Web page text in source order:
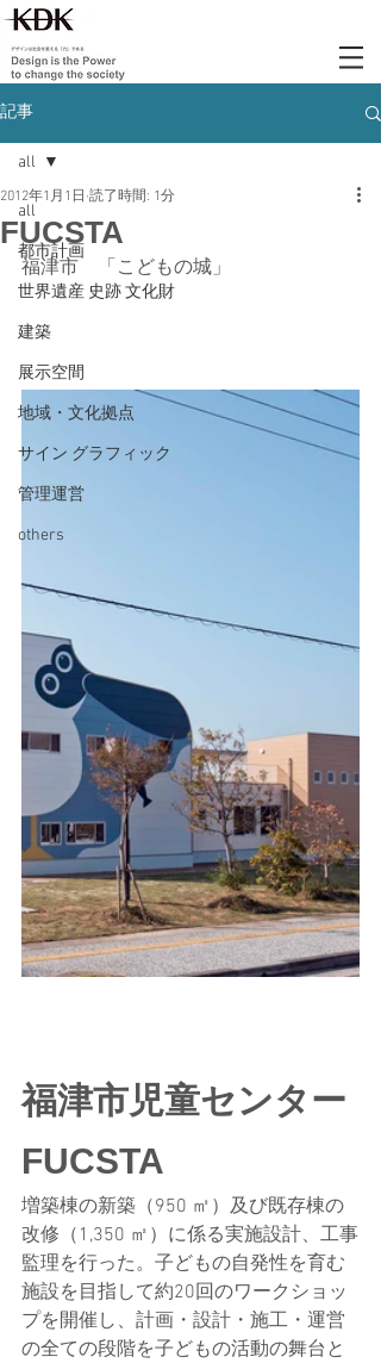
記事
all
都市計画
世界遺産 史跡 文化財
建築
展示空間
地域・文化拠点
サイン グラフィック
管理運営
others
all
FUCSTA
2012年1月1日 読了時間: 1分
福津市　「こどもの城」
福津市児童センター
FUCSTA
増築棟の新築（950 ㎡）及び既存棟の
改修（1,350 ㎡）に係る実施設計、工事
監理を行った。子どもの自発性を育む
施設を目指して約20回のワークショッ
プを開催し、計画・設計・施工・運営
の全ての段階を子どもの活動の舞台と